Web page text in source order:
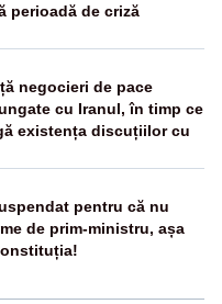
perioadă de criză
negocieri de pace
cu Iranul, în timp ce
existența discuțiilor cu
pentru că nu
de prim-ministru, așa